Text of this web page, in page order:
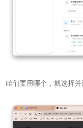
咱们要用哪个，就选择并